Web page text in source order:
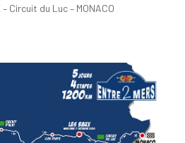
– Circuit du Luc – MONACO